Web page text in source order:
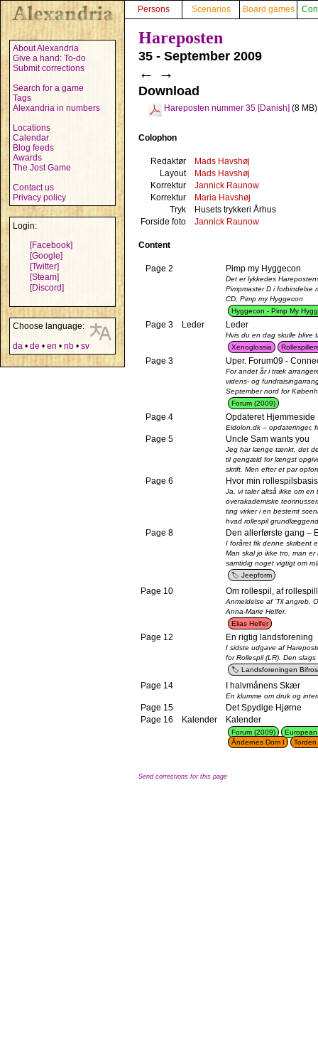
About Alexandria
Give a hand: To-do
Submit corrections
Search for a game
Tags
Alexandria in numbers
Locations
Calendar
Blog feeds
Awards
The Jost Game
Contact us
Privacy policy
Login:
[Facebook]
[Google]
[Twitter]
[Steam]
[Discord]
Choose language:
da • de • en • nb • sv
Persons Scenarios Board games
Hareposten
35 - September 2009
← →
Download
Hareposten nummer 35 [Danish] (8 MB)
Colophon
Redaktør
Mads Havshøj
Layout
Mads Havshøj
Korrektur
Jannick Raunow
Korrektur
Maria Havshøj
Tryk
Husets trykkeri Århus
Forside foto
Jannick Raunow
Content
Page 2 Pimp my Hyggecon
Det er lykkedes
Pimpmaster D i
CD, Pimp my Hyggecon
Hyggecon - Pimp My
Page 3 Leder Leder
Hvis du en dag skulle
Xenoglossia
Page 3 Uper. Forum09 -
For andet år i træk
videns- og
September nord for
Forum (2009)
Page 4 Opdateret Hjemmeside
Eidolon.dk – opdateringer,
Page 5 Uncle Sam wants you
Jeg har længe tænkt, det
til gengæld for længst
skrift. Men efter et par
Page 6 Hvor min
Ja, vi taler altså ikke om
overakademiske
ting virker i en bestemt
hvad rollespil
Page 8 Den allerførste gang –
I foråret fik denne skribent
Man skal jo ikke tro, man
samtidig noget vigtigt om
Jeepform
Page 10 Om rollespil, af
Anmeldelse af ’Til angreb,
Anna-Marie Helfer.
Elias Helfer
Page 12 En rigtig landsforening
I sidste udgave af
for Rollespil (LR). Den
Landsforeningen
Page 14 I halvmånens Skær
En klumme om druk og
Page 15
Det Spydige Hjørne
Page 16
Kalender Kalender
Forum (2009)
Åndernes Dom I
Send corrections for this page